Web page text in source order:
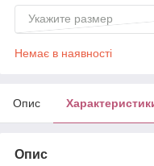
Укажите размер
Немає в наявності
Опис
Опис